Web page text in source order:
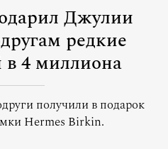
Джулии
редкие
4 миллиона
получили в подарок
Hermes Birkin.